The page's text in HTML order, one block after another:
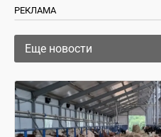
РЕКЛАМА
Еще новости